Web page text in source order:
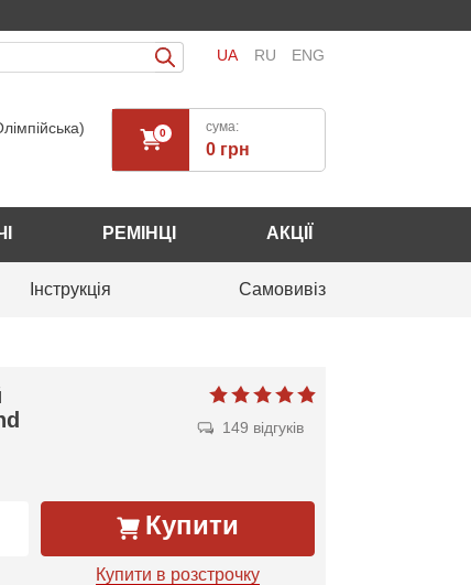
UA RU ENG
0 сума:
0 грн
РЕМІНЦІ АКЦІЇ
Інструкція Самовивіз
149 відгуків
Купити
Купити в розстрочку